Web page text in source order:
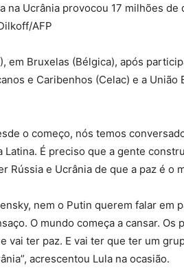
na Ucrânia provocou 17 milhões
AFP
em Bruxelas (Bélgica), após
e Caribenhos (Celac) e a União
o começo, nós temos
É preciso que a gente
Rússia e Ucrânia de que a paz é o
nem o Putin querem falar em
O mundo começa a cansar. Os
vai ter paz. E vai ter que ter um
acrescentou Lula na ocasião.